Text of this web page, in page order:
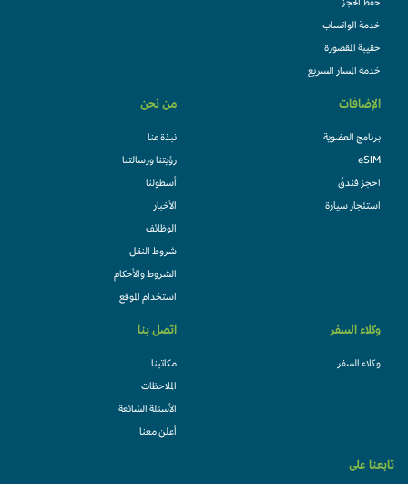
حفظ الحجز
خدمة الواتساب
حقيبة المقصورة
خدمة المسار السريع
الإضافات
برنامج العضوية
eSIM
احجز فندقً
استئجار سيارة
من نحن
نبذة عنا
رؤيتنا ورسالتنا
أسطولنا
الأخبار
الوظائف
شروط النقل
الشروط والأحكام
استخدام الموقع
وكلاء السفر
وكلاء السفر
اتصل بنا
مكاتبنا
الملاحظات
الأسئلة الشائعة
أعلن معنا
تابعنا على